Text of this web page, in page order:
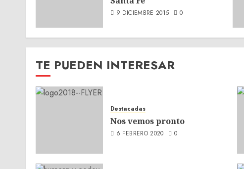
9 DICIEMBRE 2015 0
TE PUEDEN INTERESAR
Destacadas
Nos vemos pronto
6 FEBRERO 2020 0